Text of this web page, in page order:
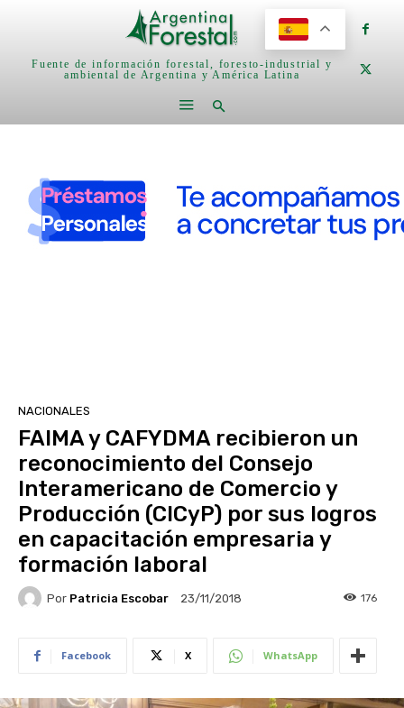
Fuente de información forestal, foresto-industrial y
ambiental de Argentina y América Latina
NACIONALES
FAIMA y CAFYDMA recibieron un
reconocimiento del Consejo
Interamericano de Comercio y
Producción (CICyP) por sus logros
en capacitación empresaria y
formación laboral
Por Patricia Escobar 23/11/2018 176
Facebook X WhatsApp